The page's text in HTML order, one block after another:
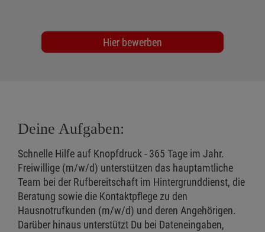
Hier bewerben
Deine Aufgaben:
Schnelle Hilfe auf Knopfdruck - 365 Tage im Jahr.
Freiwillige (m/w/d) unterstützen das hauptamtliche
Team bei der Rufbereitschaft im Hintergrunddienst, die
Beratung sowie die Kontaktpflege zu den
Hausnotrufkunden (m/w/d) und deren Angehörigen.
Darüber hinaus unterstützt Du bei Dateneingaben,